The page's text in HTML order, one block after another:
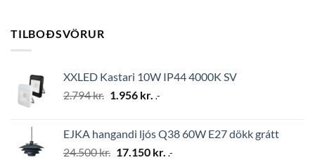
TILBOÐSVÖRUR
XXLED Kastari 10W IP44 4000K SV
2.794kr. Original
2.794 kr..
1.956 kr. Current
1.956 kr..
.-
EJKA hangandi ljós Q38 60W E27 dökk grátt
24.500kr. Original
17.150 kr. Current
.-